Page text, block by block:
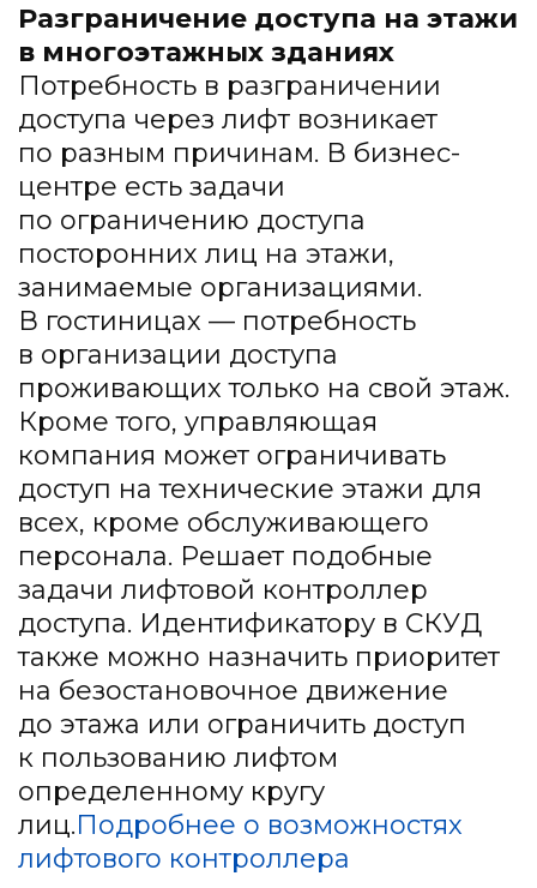
Разграничение доступа на этажи
в многоэтажных зданиях
Потребность в разграничении
доступа через лифт возникает
по разным причинам. В бизнес-
центре есть задачи
по ограничению доступа
посторонних лиц на этажи,
занимаемые организациями.
В гостиницах — потребность
в организации доступа
проживающих только на свой этаж.
Кроме того, управляющая
компания может ограничивать
доступ на технические этажи для
всех, кроме обслуживающего
персонала. Решает подобные
задачи лифтовой контроллер
доступа. Идентификатору в СКУД
также можно назначить приоритет
на безостановочное движение
до этажа или ограничить доступ
к пользованию лифтом
определенному кругу
лиц.Подробнее о возможностях
лифтового контроллера